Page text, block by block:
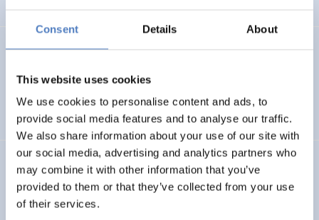
Consent Details About
This website uses cookies
We use cookies to personalise content and ads, to
provide social media features and to analyse our traffic.
We also share information about your use of our site with
our social media, advertising and analytics partners who
may combine it with other information that you’ve
provided to them or that they’ve collected from your use
of their services.
KULT
Technologische Kultur. Eine Studie über die künstlerische
Auseinandersetzung mit neuen Technologien
GV 93
Global Village 1993 – Architektur und Stadtplanung im
Zeitalter der Telekommunikation“